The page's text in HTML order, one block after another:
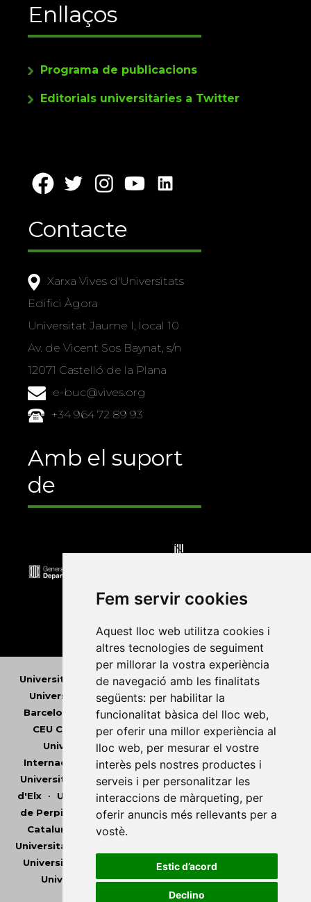
Fem servir cookies
Aquest lloc web utilitza cookies i
altres tecnologies de seguiment
per millorar la vostra experiència
de navegació amb les finalitats
següents: per habilitar la
funcionalitat bàsica del lloc web,
per oferir una millor experiència al
lloc web, per mesurar el vostre
interès pels nostres productes i
serveis i per personalitzar les
interaccions de màrqueting, per
oferir anuncis més rellevants per a
vostè.
Estic d’acord
Declino
Enllaços
Programa de publicacions
Editorials universitàries a Twitter
Contacte
Xarxa Vives d'Universitats
Edifici Àgora
Universitat Jaume I, local 10
Av. de Vicent Sos Baynat, s/n
12071 Castelló de la Plana
e-buc@vives.org
+34 964 72 89 93
Amb el suport
de
Universitat Abat Oliba CEU•Universitat d'Alacant
Universitat d'Andorra•Universitat Autònoma de
Barcelona
Universitat de Barcelona•Universitat
CEU Cardenal Herrera•Universitat de Girona •
Universitat de les Illes Balears• Universitat
Internacional de Catalunya•Universitat Jaume I
Universitat de Lleida• Universitat Miguel Hernández
d'Elx• Universitat Oberta de Catalunya•Universitat
de Perpinyà Via Domitia•Universitat Politècnica de
Catalunya
Universitat Politècnica de València
Universitat Pompeu Fabra
Universitat Rovira i Virgili
•Universitat de Sàsser
Universitat de València•Universitat de Vic -
Universitat Central de Catalunya